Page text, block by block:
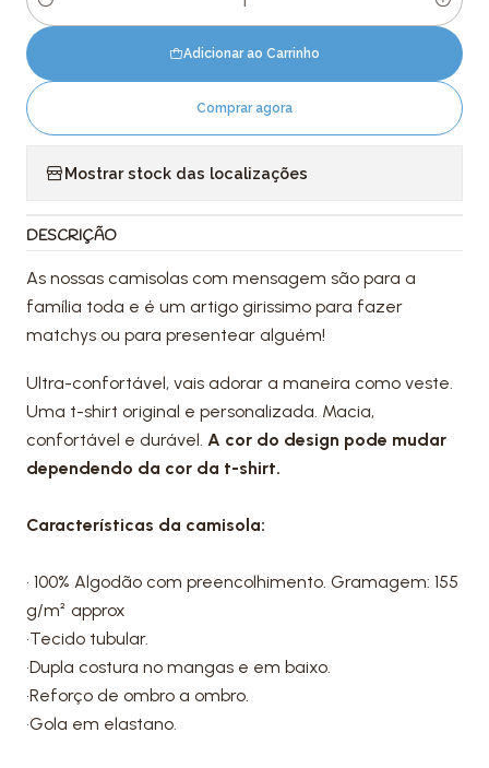
Quantidade
Adicionar ao Carrinho
Comprar agora
Mostrar stock das localizações
DESCRIÇÃO
As nossas camisolas com mensagem são para a
família toda e é um artigo girissimo para fazer
matchys ou para presentear alguém!
Ultra-confortável, vais adorar a maneira como veste.
Uma t-shirt original e personalizada. Macia,
confortável e durável. A cor do design pode mudar
dependendo da cor da t-shirt.
Características da camisola:
• 100% Algodão com preencolhimento. Gramagem: 155
g/m² approx
•Tecido tubular.
•Dupla costura no mangas e em baixo.
•Reforço de ombro a ombro.
•Gola em elastano.